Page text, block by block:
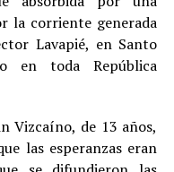
la corriente generada
Lavapié, en Santo
en toda República
Vizcaíno, de 13 años,
las esperanzas eran